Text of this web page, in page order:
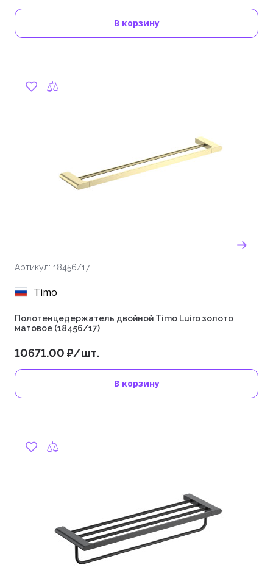
В корзину
Артикул: 18456/17
Timo
Полотенцедержатель двойной Timo Luiro золото
матовое (18456/17)
10671.00 ₽/шт.
В корзину